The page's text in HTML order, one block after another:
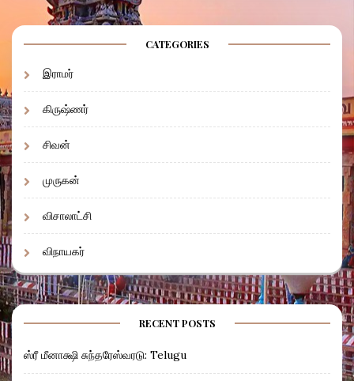
CATEGORIES
இராமர்
கிருஷ்ணர்
சிவன்
முருகன்
விசாலாட்சி
விநாயகர்
RECENT POSTS
ஸ்ரீ மீனாக்ஷி சுந்தரேஸ்வரடு: Telugu